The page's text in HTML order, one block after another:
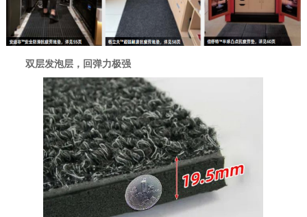
双层发泡层，回弹力极强